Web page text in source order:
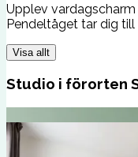
Upplev
Pendeltåget tar dig
Visa allt
Studio i förorten